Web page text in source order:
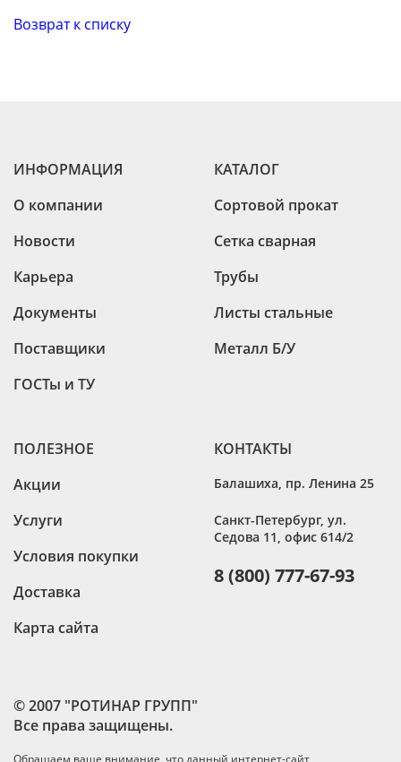
Возврат к списку
© 2007 "РОТИНАР ГРУПП"
Все права защищены.
ИНФОРМАЦИЯ
О компании
Новости
Карьера
Документы
Поставщики
ГОСТы и ТУ
КАТАЛОГ
Сортовой прокат
Сетка сварная
Трубы
Листы стальные
Металл Б/У
ПОЛЕЗНОЕ
Акции
Услуги
Условия покупки
Доставка
Карта сайта
КОНТАКТЫ
Балашиха, пр. Ленина 25
Санкт-Петербург, ул.
Седова 11, офис 614/2
8 (800) 777-67-93